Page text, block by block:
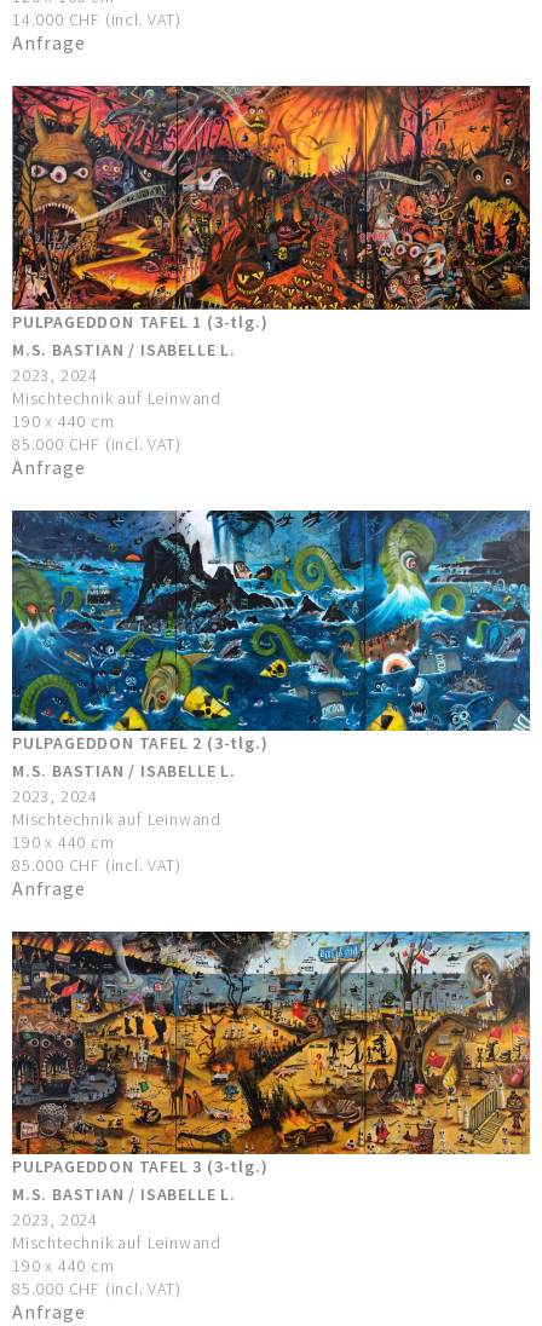
14.000 CHF (incl. VAT)
Anfrage
PULPAGEDDON TAFEL 1 (3-tlg.)
M.S. BASTIAN / ISABELLE L.
2023, 2024
Mischtechnik auf Leinwand
190 x 440 cm
85.000 CHF (incl. VAT)
Anfrage
PULPAGEDDON TAFEL 2 (3-tlg.)
M.S. BASTIAN / ISABELLE L.
2023, 2024
Mischtechnik auf Leinwand
190 x 440 cm
85.000 CHF (incl. VAT)
Anfrage
PULPAGEDDON TAFEL 3 (3-tlg.)
M.S. BASTIAN / ISABELLE L.
2023, 2024
Mischtechnik auf Leinwand
190 x 440 cm
85.000 CHF (incl. VAT)
Anfrage